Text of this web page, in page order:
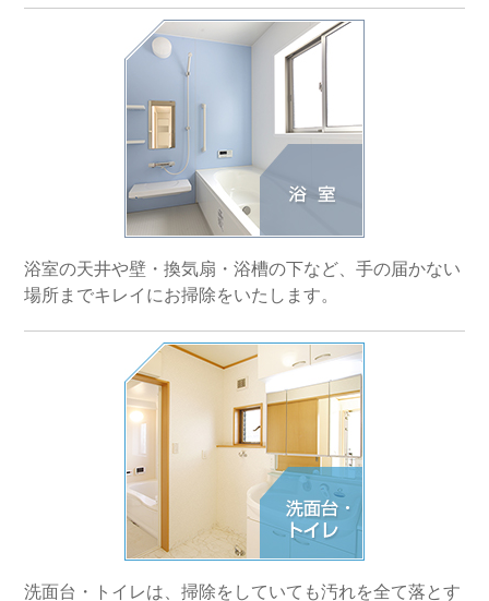
浴室の天井や壁・換気扇・浴槽の下など、手の届かない
場所までキレイにお掃除をいたします。
洗面台・トイレは、掃除をしていても汚れを全て落とす